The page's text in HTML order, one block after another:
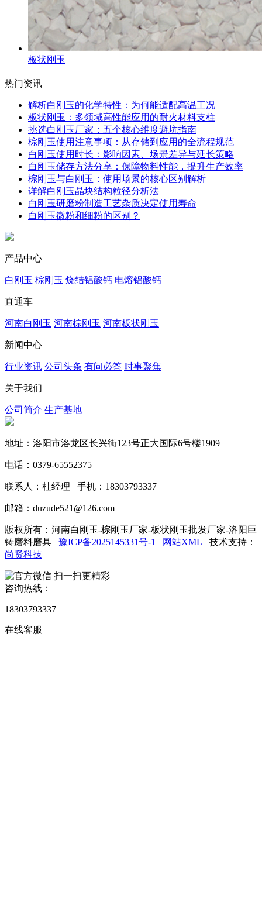
板状刚玉
热门资讯
解析白刚玉的化学特性：为何能适配高温工况
板状刚玉：多领域高性能应用的耐火材料支柱
挑选白刚玉厂家：五个核心维度避坑指南
棕刚玉使用注意事项：从存储到应用的全流程规范
白刚玉使用时长：影响因素、场景差异与延长策略
白刚玉储存方法分享：保障物料性能，提升生产效率
棕刚玉与白刚玉：使用场景的核心区别解析
详解白刚玉晶块结构粒径分析法
白刚玉研磨粉制造工艺杂质决定使用寿命
白刚玉微粉和细粉的区别？
产品中心
白刚玉 棕刚玉 烧结铝酸钙 电熔铝酸钙
直通车
河南白刚玉 河南棕刚玉 河南板状刚玉
新闻中心
行业资讯 公司头条 有问必答 时事聚焦
关于我们
公司简介 生产基地
地址：洛阳市洛龙区长兴街123号正大国际6号楼1909
电话：0379-65552375
联系人：杜经理 手机：18303793337
邮箱：duzude521@126.com
版权所有：河南白刚玉-棕刚玉厂家-板状刚玉批发厂家-洛阳巨
铸磨料磨具 豫ICP备2025145331号-1 网站XML 技术支持：
尚贤科技
扫一扫更精彩
咨询热线：
18303793337
在线客服